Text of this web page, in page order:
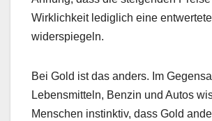
Wirklichkeit lediglich eine
widerspiegeln.
Bei Gold ist das anders. Im
Lebensmitteln, Benzin und Autos
Menschen instinktiv, dass Gold